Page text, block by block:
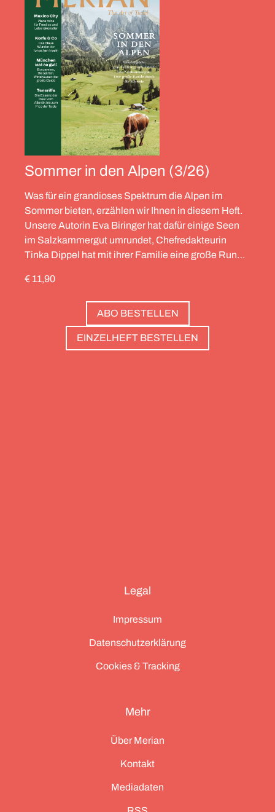
Sommer in den Alpen (3/26)
Was für ein grandioses Spektrum die Alpen im
Sommer bieten, erzählen wir Ihnen in diesem Heft.
Unsere Autorin Eva Biringer hat dafür einige Seen
im Salzkammergut umrundet, Chefredakteurin
Tinka Dippel hat mit ihrer Familie eine große Runde
Helfrich ist über viele Gipfel gegangen – von
Salzburg bis nach Triest. Und die Redaktion hat
zwölf Hotels gesammelt, die zweierlei gemeinsam
haben: Sie sind die perfekte Basis, um Gipfel zu
stürmen. Und sie haben wunderschöne Pools, um
€ 11,90
ABO BESTELLEN
EINZELHEFT BESTELLEN
Legal
Impressum
Datenschutzerklärung
Cookies & Tracking
Mehr
Über Merian
Kontakt
Mediadaten